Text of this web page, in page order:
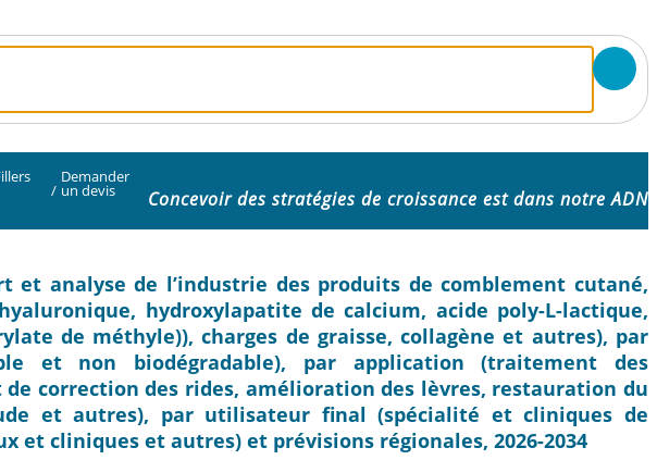
/
Demander
un devis Concevoir des stratégies de croissance est dans notre ADN
et analyse de l’industrie des produits de comblement cutané,
hydroxylapatite de calcium, acide poly-L-lactique,
de méthyle)), charges de graisse, collagène et autres), par
et non biodégradable), par application (traitement des
correction des rides, amélioration des lèvres, restauration du
et autres), par utilisateur final (spécialité et cliniques de
et cliniques et autres) et prévisions régionales, 2026-2034